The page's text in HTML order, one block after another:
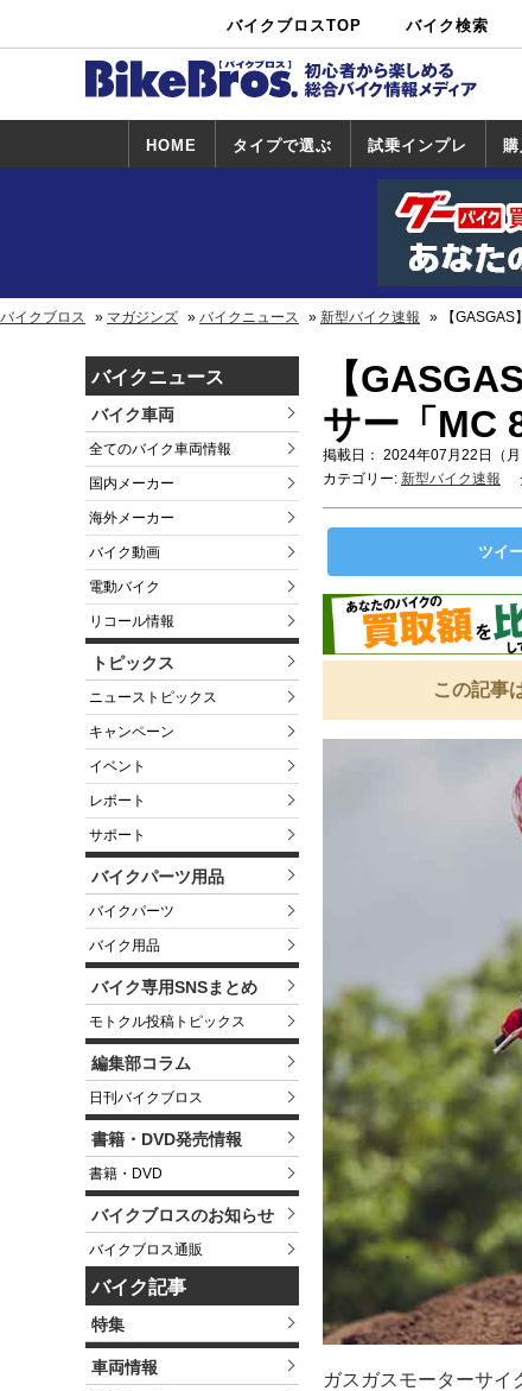
バイクブロスTOP バイク検索
中古バイ
ク・新車検
カタログ検
索
ショップ検
索
HOME タイプで選ぶ 試乗インプレ
試乗インプレ
一覧
ホンダ
ヤマハ
スズキ
カワサキ
ハーレー
BMW
トライアンフ
ドゥカティ
購
一
バイクブロス マガジンズ バイクニュース 新型バイク速報 【
バイクニュース
バイク車両
全てのバイク車両情報
国内メーカー
海外メーカー
バイク動画
電動バイク
リコール情報
トピックス
ニューストピックス
キャンペーン
イベント
レポート
サポート
バイクパーツ用品
バイクパーツ
バイク用品
バイク専用SNSまとめ
モトクル投稿トピックス
編集部コラム
日刊バイクブロス
書籍・DVD発売情報
書籍・DVD
バイクブロスのお知らせ
バイクブロス通販
バイク記事
特集
車両情報
【
サー「MC
掲載日： 2024年07月22日（
カテゴリー: 新型バイク速報
ツイ
この記事
ガスガスモーターサイ